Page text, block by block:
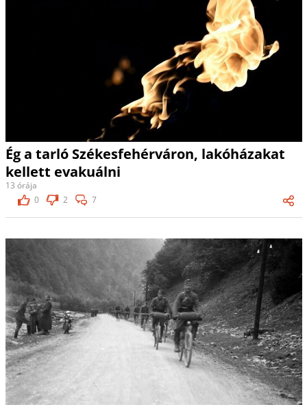
Ég a tarló Székesfehérváron, lakóházakat
kellett evakuálni
13 órája
0
2 7